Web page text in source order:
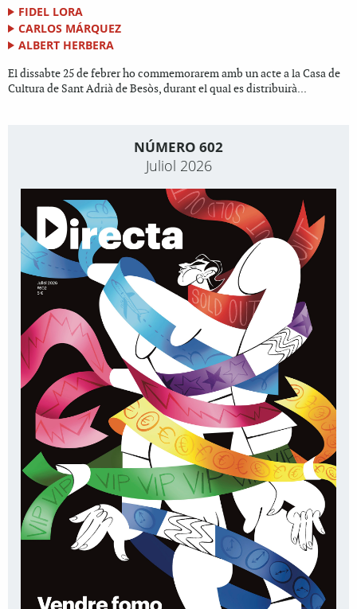
FIDEL LORA
CARLOS MÁRQUEZ
ALBERT HERBERA
El dissabte 25 de febrer ho commemorarem amb un acte a la Casa de
Cultura de Sant Adrià de Besòs, durant el qual es distribuirà...
NÚMERO 602
Juliol 2026